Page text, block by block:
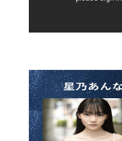
2016年
2016年